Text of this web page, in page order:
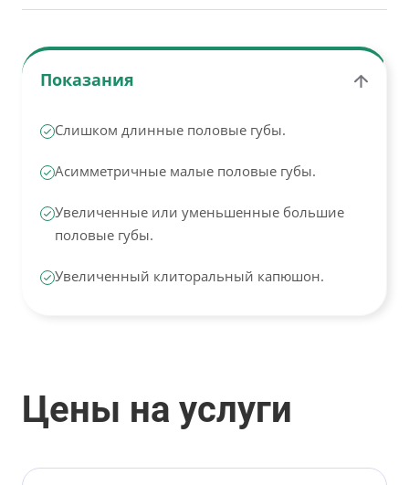
Показания
Слишком длинные половые губы.
Асимметричные малые половые губы.
Увеличенные или уменьшенные большие
половые губы.
Увеличенный клиторальный капюшон.
Цены на услуги